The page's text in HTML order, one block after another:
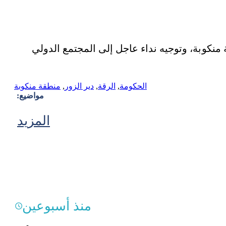
وتوجيه نداء عاجل إلى المجتمع الدولي
الحكومة, الرقة, دير الزور , منطقة منكوبة
مواضيع:
المزيد
منذ أسبوعين